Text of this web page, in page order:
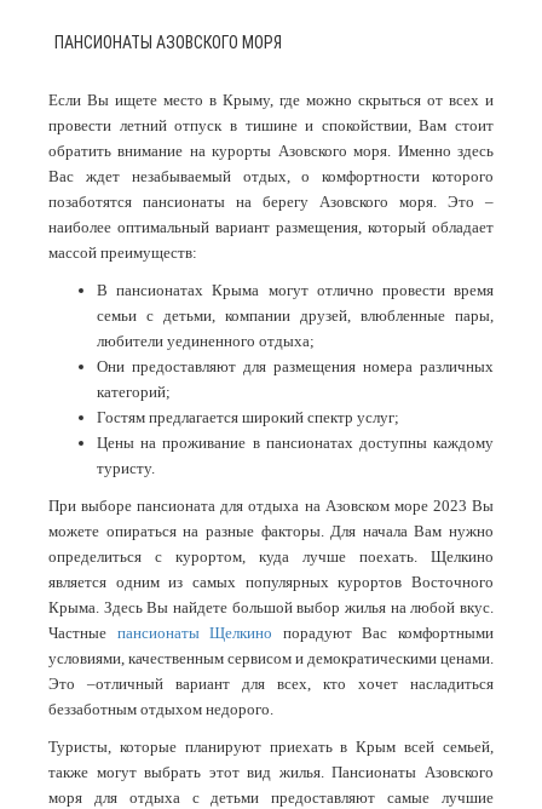
ПАНСИОНАТЫ АЗОВСКОГО МОРЯ
Если Вы ищете место в Крыму, где можно скрыться от всех и
провести летний отпуск в тишине и спокойствии, Вам стоит
обратить внимание на курорты Азовского моря. Именно здесь
Вас ждет незабываемый отдых, о комфортности которого
позаботятся пансионаты на берегу Азовского моря. Это –
наиболее оптимальный вариант размещения, который обладает
массой преимуществ:
В пансионатах Крыма могут отлично провести время
семьи с детьми, компании друзей, влюбленные пары,
любители уединенного отдыха;
Они предоставляют для размещения номера различных
категорий;
Гостям предлагается широкий спектр услуг;
Цены на проживание в пансионатах доступны каждому
туристу.
При выборе пансионата для отдыха на Азовском море 2023 Вы
можете опираться на разные факторы. Для начала Вам нужно
определиться с курортом, куда лучше поехать. Щелкино
является одним из самых популярных курортов Восточного
Крыма. Здесь Вы найдете большой выбор жилья на любой вкус.
Частные пансионаты Щелкино порадуют Вас комфортными
условиями, качественным сервисом и демократическими ценами.
Это –отличный вариант для всех, кто хочет насладиться
беззаботным отдыхом недорого.
Туристы, которые планируют приехать в Крым всей семьей,
также могут выбрать этот вид жилья. Пансионаты Азовского
моря для отдыха с детьми предоставляют самые лучшие